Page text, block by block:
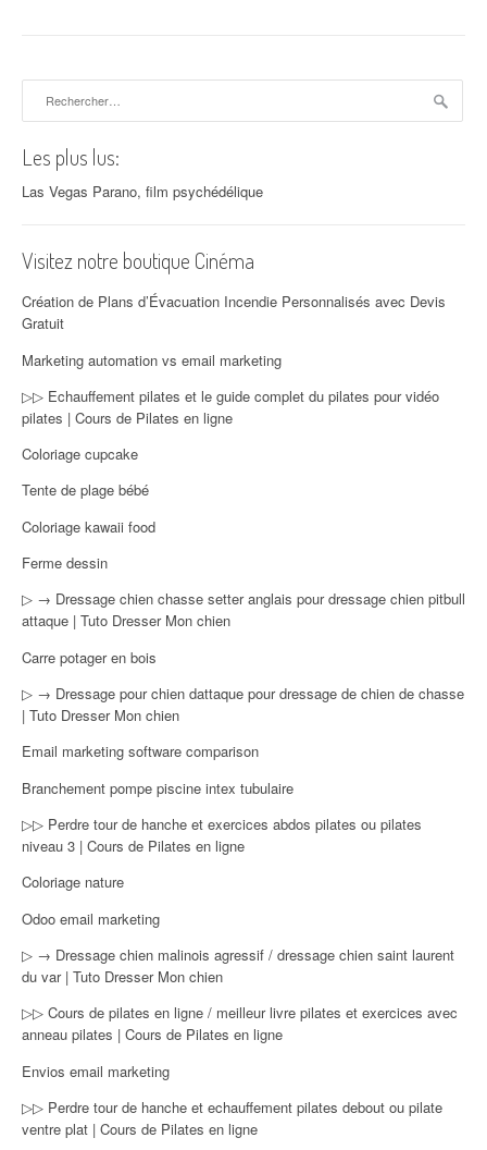
Les plus lus:
Las Vegas Parano, film psychédélique
Visitez notre boutique Cinéma
Création de Plans d’Évacuation Incendie Personnalisés avec Devis
Gratuit
Marketing automation vs email marketing
▷▷ Echauffement pilates et le guide complet du pilates pour vidéo
pilates | Cours de Pilates en ligne
Coloriage cupcake
Tente de plage bébé
Coloriage kawaii food
Ferme dessin
▷ → Dressage chien chasse setter anglais pour dressage chien pitbull
attaque | Tuto Dresser Mon chien
Carre potager en bois
▷ → Dressage pour chien dattaque pour dressage de chien de chasse
| Tuto Dresser Mon chien
Email marketing software comparison
Branchement pompe piscine intex tubulaire
▷▷ Perdre tour de hanche et exercices abdos pilates ou pilates
niveau 3 | Cours de Pilates en ligne
Coloriage nature
Odoo email marketing
▷ → Dressage chien malinois agressif / dressage chien saint laurent
du var | Tuto Dresser Mon chien
▷▷ Cours de pilates en ligne / meilleur livre pilates et exercices avec
anneau pilates | Cours de Pilates en ligne
Envios email marketing
▷▷ Perdre tour de hanche et echauffement pilates debout ou pilate
ventre plat | Cours de Pilates en ligne